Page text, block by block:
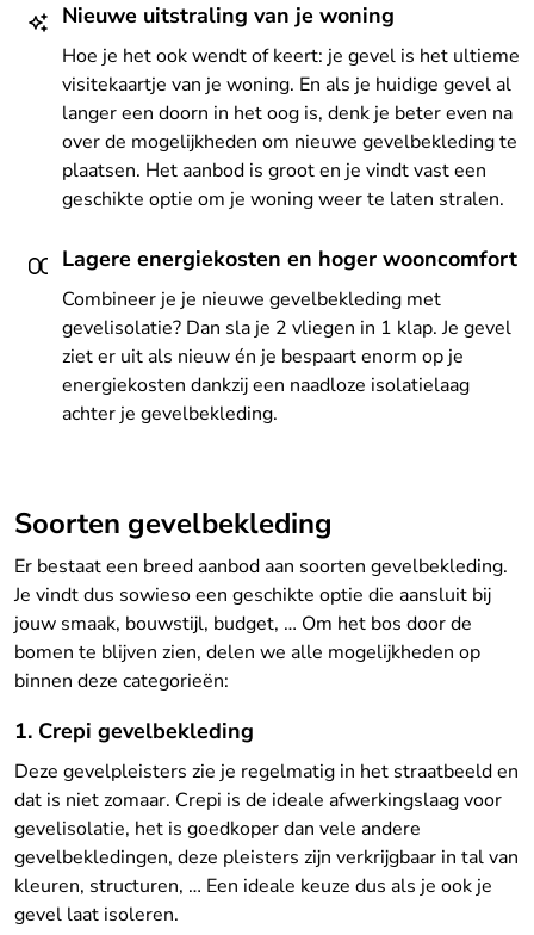
Nieuwe uitstraling van je woning
Hoe je het ook wendt of keert: je gevel is het ultieme
visitekaartje van je woning. En als je huidige gevel al
langer een doorn in het oog is, denk je beter even na
over de mogelijkheden om nieuwe gevelbekleding te
plaatsen. Het aanbod is groot en je vindt vast een
geschikte optie om je woning weer te laten stralen.
Lagere energiekosten en hoger wooncomfort
Combineer je je nieuwe gevelbekleding met
gevelisolatie? Dan sla je 2 vliegen in 1 klap. Je gevel
ziet er uit als nieuw én je bespaart enorm op je
energiekosten dankzij een naadloze isolatielaag
achter je gevelbekleding.
Soorten gevelbekleding
Er bestaat een breed aanbod aan soorten gevelbekleding.
Je vindt dus sowieso een geschikte optie die aansluit bij
jouw smaak, bouwstijl, budget, … Om het bos door de
bomen te blijven zien, delen we alle mogelijkheden op
binnen deze categorieën:
1. Crepi gevelbekleding
Deze gevelpleisters zie je regelmatig in het straatbeeld en
dat is niet zomaar. Crepi is de ideale afwerkingslaag voor
gevelisolatie, het is goedkoper dan vele andere
gevelbekledingen, deze pleisters zijn verkrijgbaar in tal van
kleuren, structuren, … Een ideale keuze dus als je ook je
gevel laat isoleren.